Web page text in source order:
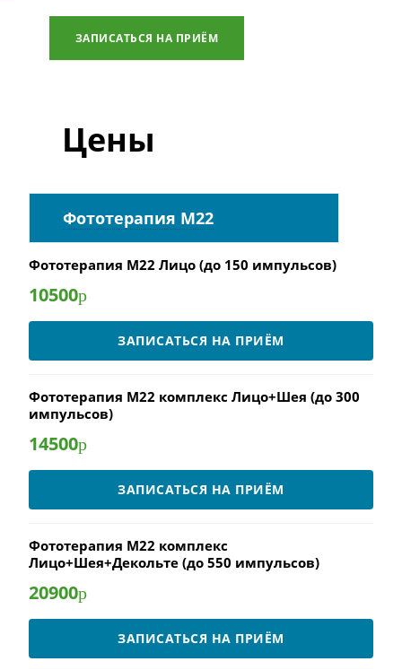
ЗАПИСАТЬСЯ НА ПРИЁМ
Цены
Фототерапия М22
Фототерапия М22 Лицо (до 150 импульсов)
10500р
ЗАПИСАТЬСЯ НА ПРИЁМ
Фототерапия М22 комплекс Лицо+Шея (до 300
импульсов)
14500р
ЗАПИСАТЬСЯ НА ПРИЁМ
Фототерапия М22 комплекс
Лицо+Шея+Декольте (до 550 импульсов)
20900р
ЗАПИСАТЬСЯ НА ПРИЁМ